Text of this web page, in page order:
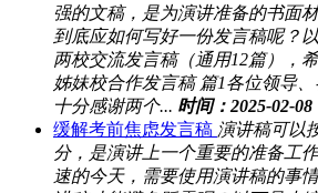
强的文稿，是为演讲准备的书面
到底应如何写好一份发言稿呢？
两校交流发言稿（通用12篇），
姊妹校合作发言稿 篇1各位领导
十分感谢两个... 时间：2025-02-08
缓解考前焦虑发言稿 演讲稿可以
分，是演讲上一个重要的准备工
速的今天，需要使用演讲稿的事